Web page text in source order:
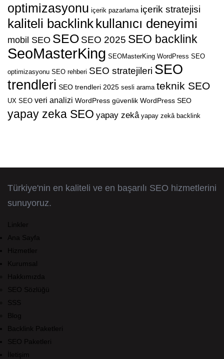
optimizasyonu içerik pazarlama içerik stratejisi
kaliteli backlinkkullanıcı deneyimi
mobil SEO SEO SEO 2025 SEO backlink
SeoMasterKing SEOMasterKing WordPress SEO
optimizasyonu SEO rehberi SEO stratejileri SEO
trendleri SEO trendleri 2025 sesli arama teknik SEO
UX SEO veri analizi WordPress güvenlik WordPress SEO
yapay zeka SEO yapay zekâ yapay zekâ backlink
Türkiye'nin en kaliteli ve en başarılı SEO hizmetlerini
sunuyoruz.
Linkler
Ana Sayfa
Hizmetler
Kurumsal
Hakkımızda
SEO Sözlüğü
SSS
Blog
Backlink Paketleri
SEO Paketleri
İletişim